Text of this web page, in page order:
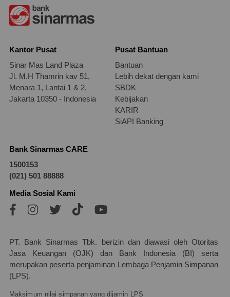
Kantor Pusat
Sinar Mas Land Plaza
Jl. M.H Thamrin kav 51,
Menara 1, Lantai 1 & 2,
Jakarta 10350 - Indonesia
Pusat Bantuan
Bantuan
Lebih dekat dengan kami
SBDK
Kebijakan
KARIR
SiAPI Banking
Bank Sinarmas CARE
1500153
(021) 501 88888
Media Sosial Kami
PT. Bank Sinarmas Tbk. berizin dan diawasi oleh Otoritas
Jasa Keuangan (OJK) dan Bank Indonesia (BI) serta
merupakan peserta penjaminan Lembaga Penjamin Simpanan
(LPS).
Maksimum nilai simpanan yang dijamin LPS